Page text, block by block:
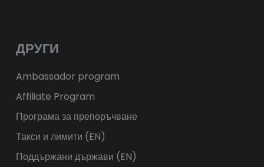
ДРУГИ
Ambassador program
Affiliate Program
Програма за препоръчване
Такси и лимити (EN)
Поддържани държави (EN)